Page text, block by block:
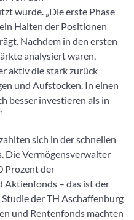
wurde. „Die erste Phase
Halten der Positionen
Nachdem in den ersten
analysiert waren,
aktiv die stark zurück
und Aufstocken. In einen
besser investieren als in
sich in der schnellen
Die Vermögensverwalter
Prozent der
Aktienfonds – das ist der
der TH Aschaffenburg
und Rentenfonds machten